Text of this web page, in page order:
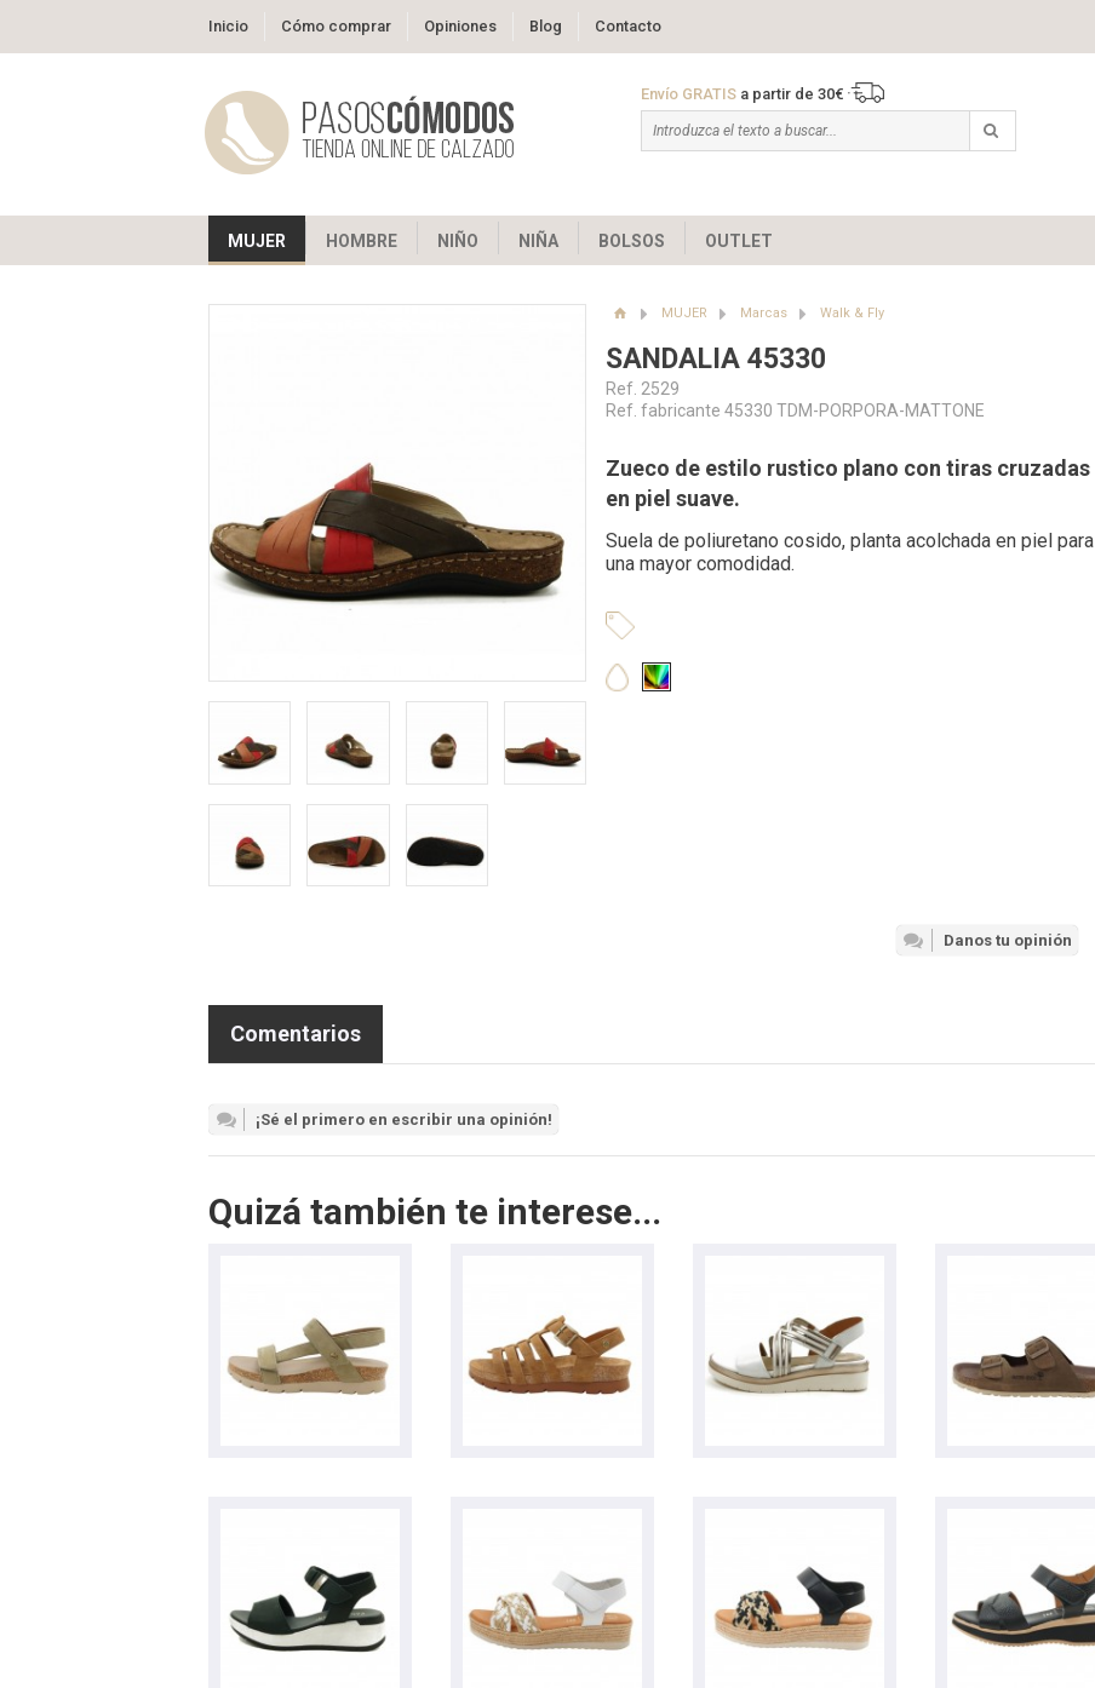
Inicio Cómo comprar Opiniones Blog Contacto
Envío GRATISa partir de 30€
MUJER HOMBRE NIÑO NIÑA BOLSOS OUTLET
MUJER Marcas Walk & Fly
SANDALIA 45330
Ref. 2529
Ref. fabricante 45330 TDM-PORPORA-MATTONE
Zueco de estilo rustico plano con tiras cruzadas
en piel suave.
Suela de poliuretano cosido, planta acolchada en piel para
una mayor comodidad.
Danos tu opinión
Comentarios
¡Sé el primero en escribir una opinión!
Quizá también te interese...